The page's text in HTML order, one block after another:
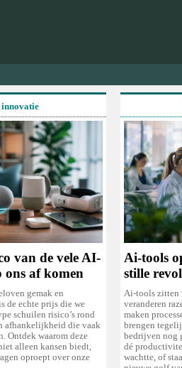
van de vele AI-
ons af komen
gemak en
de echte prijs die we
schuilen risico’s rond
afhankelijkheid die vaak
Ontdek waarom deze
alleen kansen biedt,
oproept over onze
Ai-tools
stille
Ai-tools zitten
veranderen
maken
brengen
bedrijven nog
dé
wachtte, of